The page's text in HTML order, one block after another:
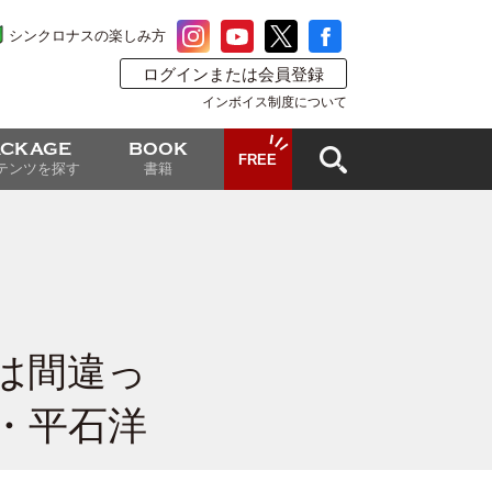
シンクロナスの楽しみ方
ログインまたは会員登録
インボイス制度について
ンツを探す
BOOK
書籍
FREE
間違っ
平石洋